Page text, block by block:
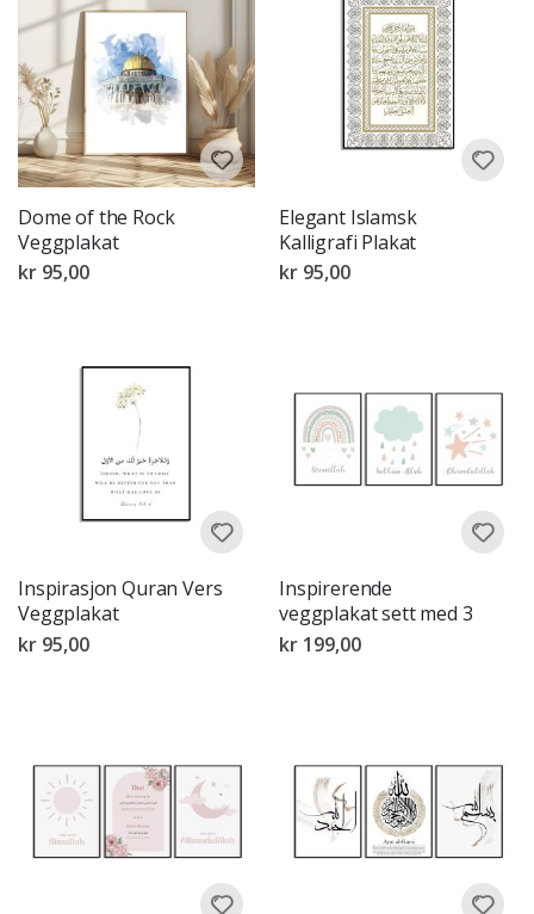
Dome of the Rock
Veggplakat
kr 95,00
Elegant Islamsk
Kalligrafi Plakat
kr 95,00
Inspirasjon Quran Vers
Veggplakat
kr 95,00
Inspirerende
veggplakat sett med 3
kr 199,00